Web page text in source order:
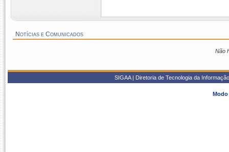
Notícias e Comunicados
Não
SIGAA | Diretoria de Tecnologia da
Modo